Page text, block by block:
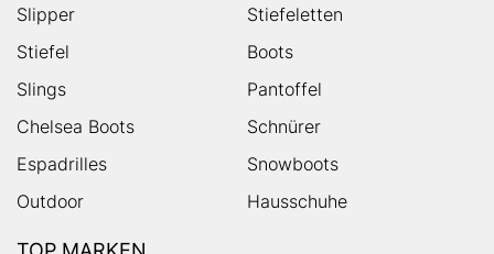
Slipper
Stiefeletten
Stiefel
Boots
Slings
Pantoffel
Chelsea Boots
Schnürer
Espadrilles
Snowboots
Outdoor
Hausschuhe